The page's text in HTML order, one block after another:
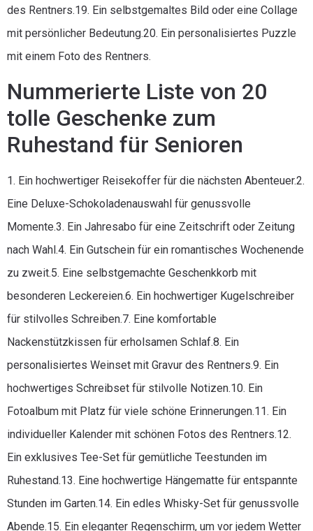
des Rentners.19. Ein selbstgemaltes Bild oder eine Collage
mit persönlicher Bedeutung.20. Ein personalisiertes Puzzle
mit einem Foto des Rentners.
Nummerierte Liste von 20
tolle Geschenke zum
Ruhestand für Senioren
1. Ein hochwertiger Reisekoffer für die nächsten Abenteuer.2.
Eine Deluxe-Schokoladenauswahl für genussvolle
Momente.3. Ein Jahresabo für eine Zeitschrift oder Zeitung
nach Wahl.4. Ein Gutschein für ein romantisches Wochenende
zu zweit.5. Eine selbstgemachte Geschenkkorb mit
besonderen Leckereien.6. Ein hochwertiger Kugelschreiber
für stilvolles Schreiben.7. Eine komfortable
Nackenstützkissen für erholsamen Schlaf.8. Ein
personalisiertes Weinset mit Gravur des Rentners.9. Ein
hochwertiges Schreibset für stilvolle Notizen.10. Ein
Fotoalbum mit Platz für viele schöne Erinnerungen.11. Ein
individueller Kalender mit schönen Fotos des Rentners.12.
Ein exklusives Tee-Set für gemütliche Teestunden im
Ruhestand.13. Eine hochwertige Hängematte für entspannte
Stunden im Garten.14. Ein edles Whisky-Set für genussvolle
Abende.15. Ein eleganter Regenschirm, um vor jedem Wetter